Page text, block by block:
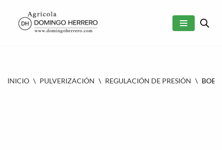
SALTAR
INICIO \ PULVERIZACIÓN \ REGULACIÓN DE PRESIÓN \